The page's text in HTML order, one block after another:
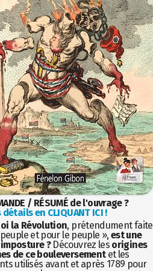
/ RÉSUMÉ de l'ouvrage ?
détails en CLIQUANT ICI !
la Révolution, prétendument faite
et pour le peuple », est une
?Découvrez les origines
de ce bouleversementet les
utilisés avant et après 1789 pour